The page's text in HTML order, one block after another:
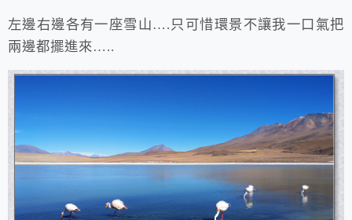
左邊右邊各有一座雪山….只可惜環景不讓我一口氣把
兩邊都擺進來…..